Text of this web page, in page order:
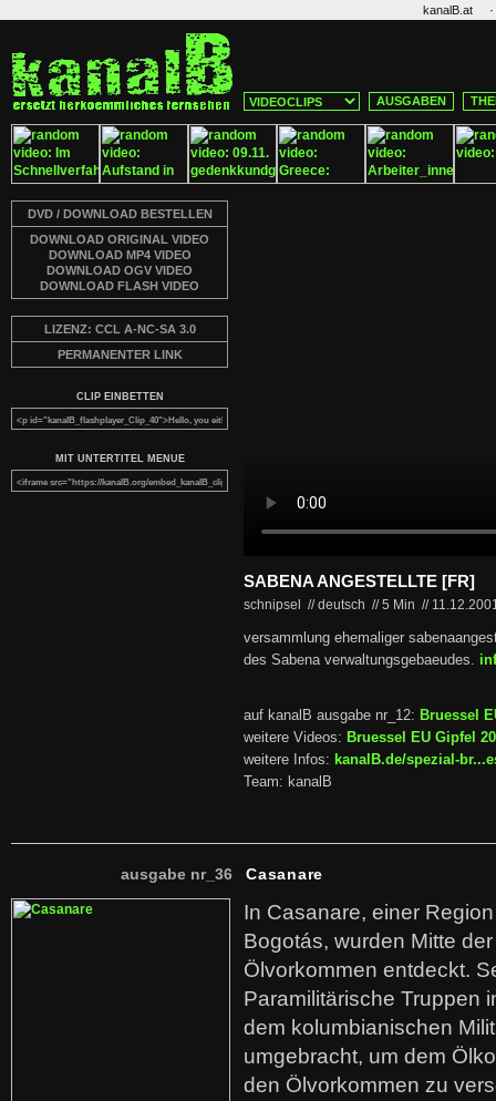
kanalB.at ·
AUSGABEN
DVD / DOWNLOAD BESTELLEN
DOWNLOAD ORIGINAL VIDEO
DOWNLOAD MP4 VIDEO
DOWNLOAD OGV VIDEO
DOWNLOAD FLASH VIDEO
LIZENZ: CCL A-NC-SA 3.0
PERMANENTER LINK
CLIP EINBETTEN
MIT UNTERTITEL MENUE
SABENA ANGESTELLTE [FR]
schnipsel // deutsch //5 Min //
versammlung ehemaliger
des Sabena verwaltungsgebaeudes.
auf kanalB ausgabe nr_12: Bruessel
weitere Videos: Bruessel EU Gipfel
weitere Infos: kanalB.de/spezial-
Team: kanalB
ausgabe nr_36 Casanare
In Casanare, einer
Bogotás, wurden Mitte
Ölvorkommen entdeckt.
Paramilitärische Truppen
dem kolumbianischen
umgebracht, um dem
den Ölvorkommen zu